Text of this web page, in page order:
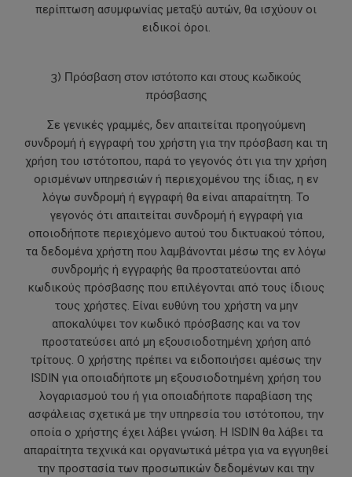
περίπτωση ασυμφωνίας μεταξύ αυτών, θα ισχύουν οι
ειδικοί όροι.
3) Πρόσβαση στον ιστότοπο και στους κωδικούς
πρόσβασης
Σε γενικές γραμμές, δεν απαιτείται προηγούμενη
συνδρομή ή εγγραφή του χρήστη για την πρόσβαση και τη
χρήση του ιστότοπου, παρά το γεγονός ότι για την χρήση
ορισμένων υπηρεσιών ή περιεχομένου της ίδιας, η εν
λόγω συνδρομή ή εγγραφή θα είναι απαραίτητη. Το
γεγονός ότι απαιτείται συνδρομή ή εγγραφή για
οποιοδήποτε περιεχόμενο αυτού του δικτυακού τόπου,
τα δεδομένα χρήστη που λαμβάνονται μέσω της εν λόγω
συνδρομής ή εγγραφής θα προστατεύονται από
κωδικούς πρόσβασης που επιλέγονται από τους ίδιους
τους χρήστες. Είναι ευθύνη του χρήστη να μην
αποκαλύψει τον κωδικό πρόσβασης και να τον
προστατεύσει από μη εξουσιοδοτημένη χρήση από
τρίτους. Ο χρήστης πρέπει να ειδοποιήσει αμέσως την
ISDIN για οποιαδήποτε μη εξουσιοδοτημένη χρήση του
λογαριασμού του ή για οποιαδήποτε παραβίαση της
ασφάλειας σχετικά με την υπηρεσία του ιστότοπου, την
οποία ο χρήστης έχει λάβει γνώση. Η ISDIN θα λάβει τα
απαραίτητα τεχνικά και οργανωτικά μέτρα για να εγγυηθεί
την προστασία των προσωπικών δεδομένων και την